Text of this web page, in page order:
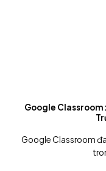
Google Classroom:
Google Classroom